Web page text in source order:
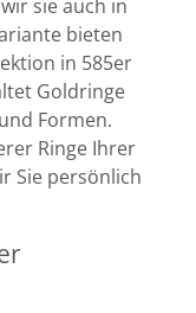
sie auch in
bieten
in 585er
Goldringe
Formen.
Ringe Ihrer
Sie persönlich